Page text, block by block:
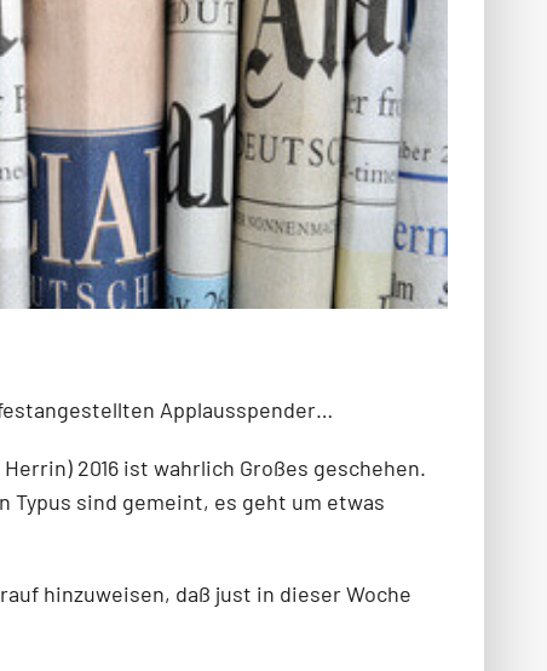
Applausspender…
2016 ist wahrlich Großes geschehen.
sind gemeint, es geht um etwas
hinzuweisen, daß just in dieser Woche